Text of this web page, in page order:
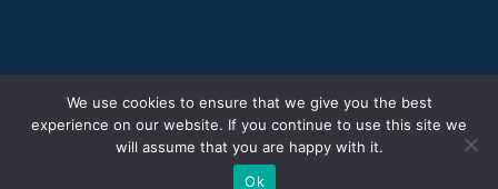
© 2024 中以联科电子安装工程（北京）有限公司 |京ICP备
18001956号-3 | 隐私声明|使用条款
LinkedIn
We use cookies to ensure that we give you the best
experience on our website. If you continue to use this site we
will assume that you are happy with it.
Ok